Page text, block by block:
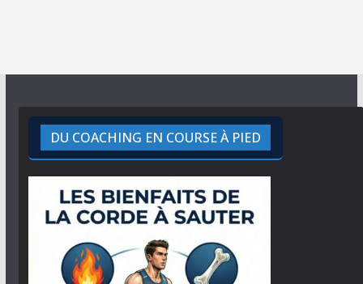
DU COACHING EN COURSE À PIED